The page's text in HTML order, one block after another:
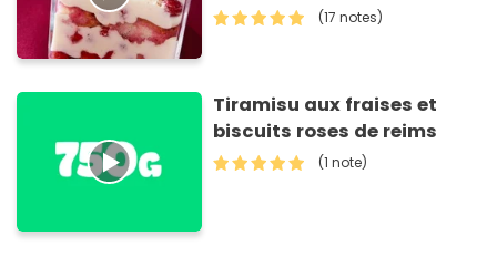
(17 notes)
Tiramisu aux fraises et
biscuits roses de reims
(1 note)